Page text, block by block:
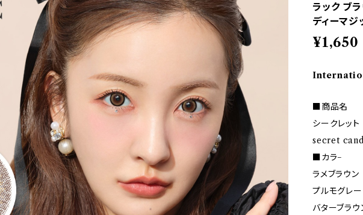
ラック ブ
ディーマジ
¥1,650
■商品名
シークレッ
secret
■カラ−
ラメブラウン
プルモグレー
バターブラウ